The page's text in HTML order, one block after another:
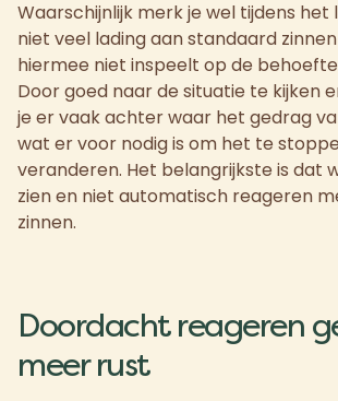
Waarschijnlijk merk je wel tijdens het
niet veel lading aan standaard
hiermee niet inspeelt op de
Door goed naar de situatie te kijken
je er vaak achter waar het gedrag
wat er voor nodig is om het te
veranderen. Het belangrijkste is dat
zien en niet automatisch reageren
zinnen.
Doordacht reageren
meer rust